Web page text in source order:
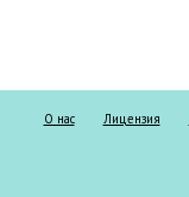
О нас Лицензия